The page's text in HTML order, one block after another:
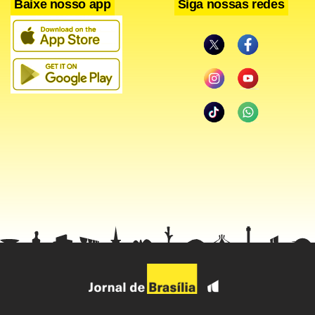
A canção, que entrou no YouTube após o BBB já conta
intenso e apaixonado, a mulher pede para o homem
“A gente acredita bastante nessa faixa porque ela tem uma
Baixe nosso app Siga nossas redes